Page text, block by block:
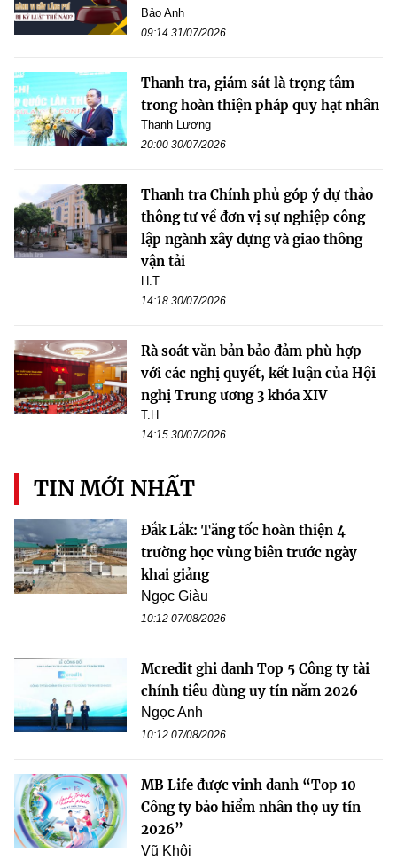
Bảo Anh
09:14 31/07/2026
Thanh tra, giám sát là trọng tâm
trong hoàn thiện pháp quy hạt nhân
Thanh Lương
20:00 30/07/2026
Thanh tra Chính phủ góp ý dự thảo
thông tư về đơn vị sự nghiệp công
lập ngành xây dựng và giao thông
vận tải
H.T
14:18 30/07/2026
Rà soát văn bản bảo đảm phù hợp
với các nghị quyết, kết luận của Hội
nghị Trung ương 3 khóa XIV
T.H
14:15 30/07/2026
TIN MỚI NHẤT
Đắk Lắk: Tăng tốc hoàn thiện 4
trường học vùng biên trước ngày
khai giảng
Ngọc Giàu
10:12 07/08/2026
Mcredit ghi danh Top 5 Công ty tài
chính tiêu dùng uy tín năm 2026
Ngọc Anh
10:12 07/08/2026
MB Life được vinh danh “Top 10
Công ty bảo hiểm nhân thọ uy tín
2026”
Vũ Khôi